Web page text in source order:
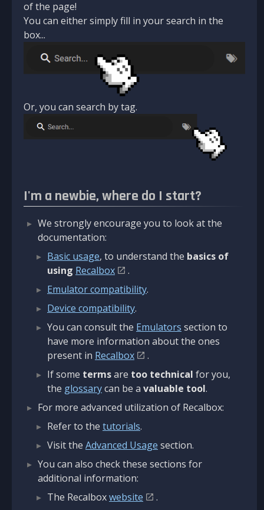
of the page!
You can either simply fill in your search in the
box...
Or, you can search by tag.
I'm a newbie, where do I start?
We strongly encourage you to look at the
documentation:
Basic usage, to understand the basics of
using Recalbox
.
Emulator compatibility.
Device compatibility.
You can consult the Emulators section to
have more information about the ones
present in Recalbox
.
If some termsare too technical for you,
the glossarycan be a valuable tool.
For more advanced utilization of Recalbox:
Refer to the tutorials.
Visit the Advanced Usage section.
You can also check these sections for
additional information:
The Recalboxwebsite
.